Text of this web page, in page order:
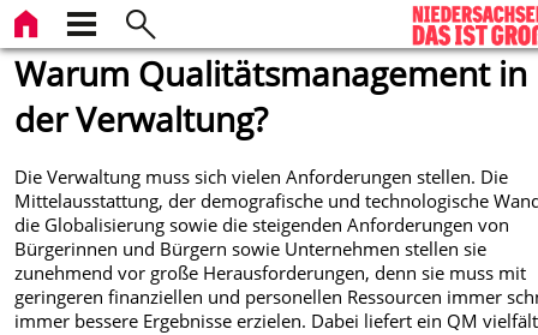
Warum Qualitätsmanagement in
der Verwaltung?
Die Verwaltung muss sich vielen Anforderungen stellen. Die
Mittelausstattung, der demografische und technologische
die Globalisierung sowie die steigenden Anforderungen von
Bürgerinnen und Bürgern sowie Unternehmen stellen sie
zunehmend vor große Herausforderungen, denn sie muss mit
geringeren finanziellen und personellen Ressourcen immer
immer bessere Ergebnisse erzielen. Dabei liefert ein QM